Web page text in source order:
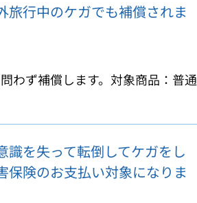
旅行中のケガでも補償されま
わず補償します。対象商品：普通
識を失って転倒してケガをし
保険のお支払い対象になりま